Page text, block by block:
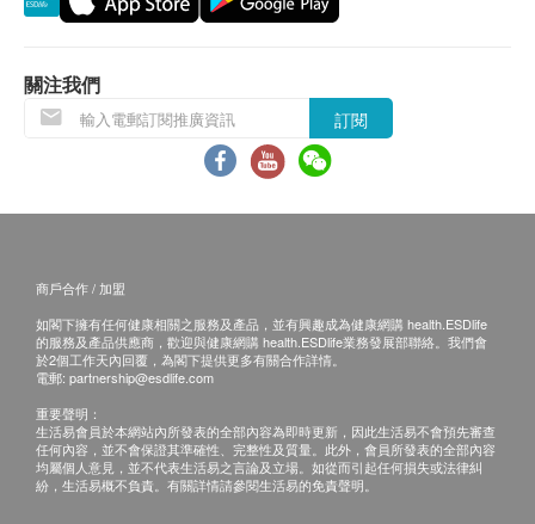
認。倘若健康網購health.ESDlife未能提供任何訂
受該訂單，並且會於送貨前透過電話或電郵通知顧
客再作安排。
所有圖片及產品資料只供參考。
退換條款：
當顧客收取已訂購之貨品時，有責任檢查貨品是否
有損毀情況，一經確認簽收，恕不接受退換。
退換產品必須包裝完整，如退換之產品有任何殘缺
或過期退回，供應商有權不受理。
關注我們
訂閱
商戶合作 / 加盟
如閣下擁有任何健康相關之服務及產品，並有興趣成為健康網購 health.ESDlife
的服務及產品供應商，歡迎與健康網購 health.ESDlife業務發展部聯絡。我們會
於2個工作天內回覆，為閣下提供更多有關合作詳情。
電郵: partnership@esdlife.com
重要聲明：
生活易會員於本網站內所發表的全部內容為即時更新，因此生活易不會預先審查
任何內容，並不會保證其準確性、完整性及質量。此外，會員所發表的全部內容
均屬個人意見，並不代表生活易之言論及立場。如從而引起任何損失或法律糾
紛，生活易概不負責。有關詳情請參閱生活易的免責聲明。